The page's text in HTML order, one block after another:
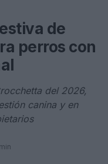
de
perros con
del 2026,
canina y en